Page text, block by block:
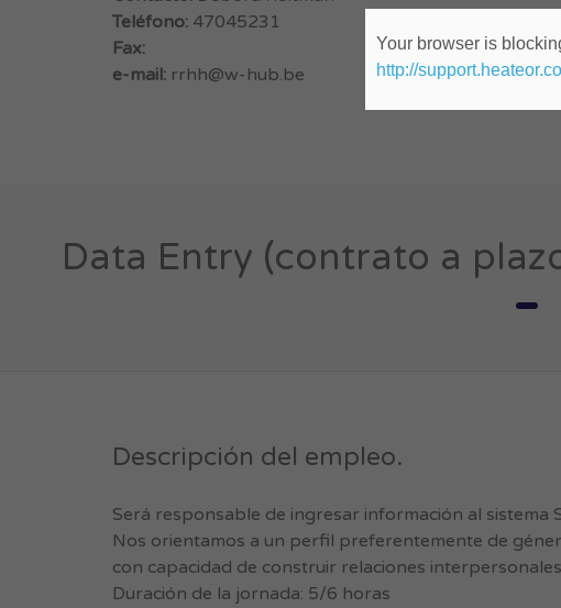
Teléfono: 47045231
Fax:
e-mail: rrhh@w-hub.be
Data Entry (contrato a
Descripción del empleo.
Será responsable de ingresar información al sistema
Nos orientamos a un perfil preferentemente de
con capacidad de construir relaciones
Duración de la jornada: 5/6 horas
Your browser is
http://